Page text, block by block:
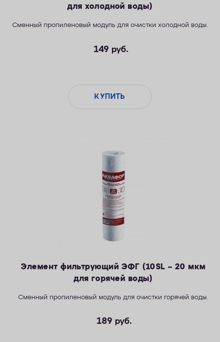
для холодной воды)
Сменный пропиленовый модуль для очистки холодной воды.
149 руб.
КУПИТЬ
Элемент фильтрующий ЭФГ (10SL – 20 мкм
для горячей воды)
Сменный пропиленовый модуль для очистки горячей воды.
189 руб.